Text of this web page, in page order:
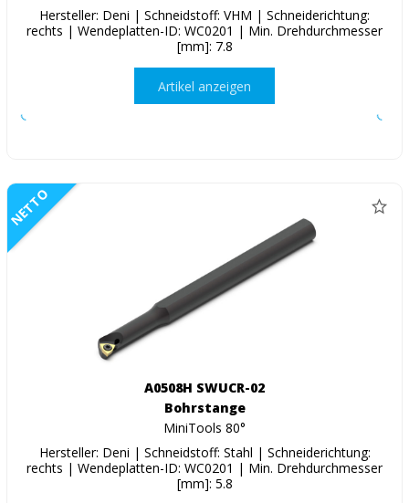
Hersteller: Deni | Schneidstoff: VHM | Schneiderichtung:
rechts | Wendeplatten-ID: WC0201 | Min. Drehdurchmesser
[mm]: 7.8
Artikel anzeigen
NETTO
A0508H SWUCR-02
Bohrstange
MiniTools 80°
Hersteller: Deni | Schneidstoff: Stahl | Schneiderichtung:
rechts | Wendeplatten-ID: WC0201 | Min. Drehdurchmesser
[mm]: 5.8